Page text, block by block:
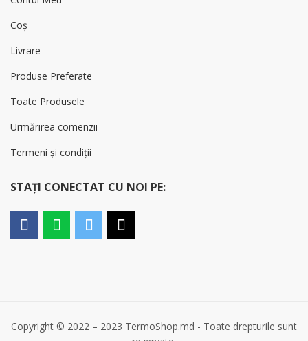
Coș
Livrare
Produse Preferate
Toate Produsele
Urmărirea comenzii
Termeni și condiții
STAȚI CONECTAT CU NOI PE:
Copyright © 2022 – 2023 TermoShop.md - Toate drepturile sunt